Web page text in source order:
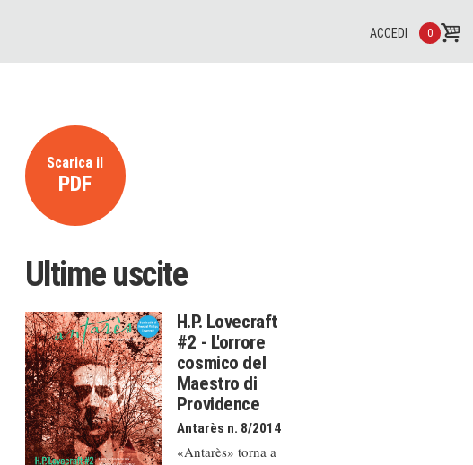
0
ACCEDI
Scarica il
PDF
Ultime uscite
H.P. Lovecraft
#2 - L'orrore
cosmico del
Maestro di
Providence
Antarès n. 8/2014
«Antarès» torna a